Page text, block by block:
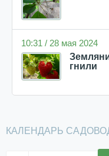
10:31 / 28 мая 2024
гнили
КАЛЕНДАРЬ